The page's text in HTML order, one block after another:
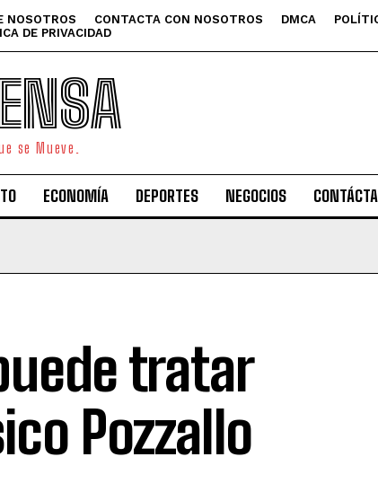
NOSOTROS CONTACTA CON NOSOTROS DMCA
DE PRIVACIDAD
se Mueve.
ECONOMÍA DEPORTES NEGOCIOS
tratar
Pozzallo